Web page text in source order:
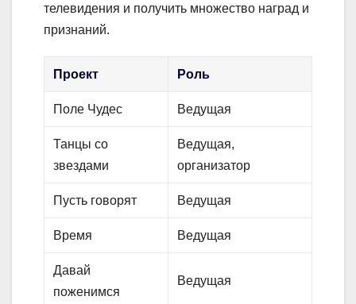
телевидения и получить множество наград и
признаний.
Проект Роль
Поле Чудес Ведущая
Танцы со
звездами
Ведущая,
организатор
Пусть говорят Ведущая
Время Ведущая
Давай
поженимся
Ведущая